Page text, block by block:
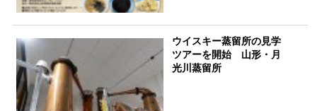
ウイスキー蒸留所の見学
ツアーを開始 山形・月
光川蒸留所